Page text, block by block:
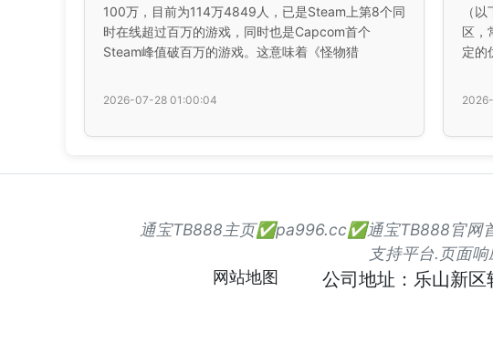
100万，目前为114万4849人，已是Steam上第8个同
时在线超过百万的游戏，同时也是Capcom首个
Steam峰值破百万的游戏。这意味着《怪物猎
2026-07-28 01:00:04
（
区，
定的
通宝TB888主页✅pa996.cc✅通宝TB888官网
支持平台.页面
网站地图
公司地址：乐山新